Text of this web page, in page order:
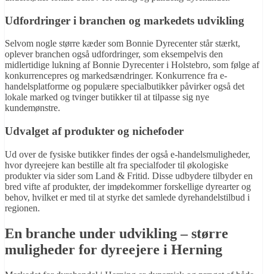
Udfordringer i branchen og markedets udvikling
Selvom nogle større kæder som Bonnie Dyrecenter står stærkt,
oplever branchen også udfordringer, som eksempelvis den
midlertidige lukning af Bonnie Dyrecenter i Holstebro, som følge af
konkurrencepres og markedsændringer. Konkurrence fra e-
handelsplatforme og populære specialbutikker påvirker også det
lokale marked og tvinger butikker til at tilpasse sig nye
kundemønstre.
Udvalget af produkter og nichefoder
Ud over de fysiske butikker findes der også e-handelsmuligheder,
hvor dyreejere kan bestille alt fra specialfoder til økologiske
produkter via sider som Land & Fritid. Disse udbydere tilbyder en
bred vifte af produkter, der imødekommer forskellige dyrearter og
behov, hvilket er med til at styrke det samlede dyrehandelstilbud i
regionen.
En branche under udvikling – større
muligheder for dyreejere i Herning